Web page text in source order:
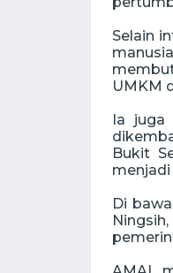
Selain
UMKM
Ia juga
Bukit
menjadi
Di